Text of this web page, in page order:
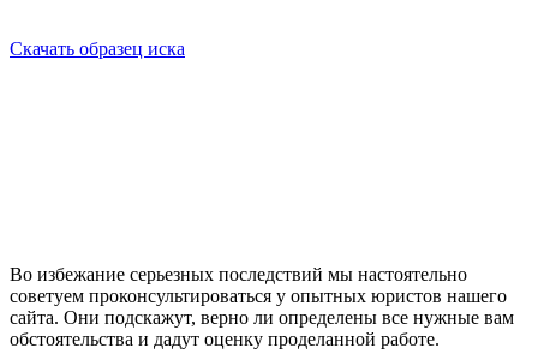
Скачать образец иска
Во избежание серьезных последствий мы настоятельно
советуем проконсультироваться у опытных юристов нашего
сайта. Они подскажут, верно ли определены все нужные вам
обстоятельства и дадут оценку проделанной работе.